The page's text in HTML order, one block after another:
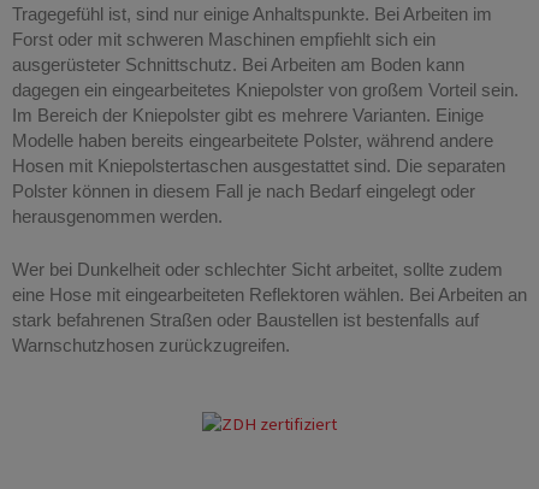
Tragegefühl ist, sind nur einige Anhaltspunkte. Bei Arbeiten im
Forst oder mit schweren Maschinen empfiehlt sich ein
ausgerüsteter Schnittschutz. Bei Arbeiten am Boden kann
dagegen ein eingearbeitetes Kniepolster von großem Vorteil sein.
Im Bereich der Kniepolster gibt es mehrere Varianten. Einige
Modelle haben bereits eingearbeitete Polster, während andere
Hosen mit Kniepolstertaschen ausgestattet sind. Die separaten
Polster können in diesem Fall je nach Bedarf eingelegt oder
herausgenommen werden.
Wer bei Dunkelheit oder schlechter Sicht arbeitet, sollte zudem
eine Hose mit eingearbeiteten Reflektoren wählen. Bei Arbeiten an
stark befahrenen Straßen oder Baustellen ist bestenfalls auf
Warnschutzhosen zurückzugreifen.